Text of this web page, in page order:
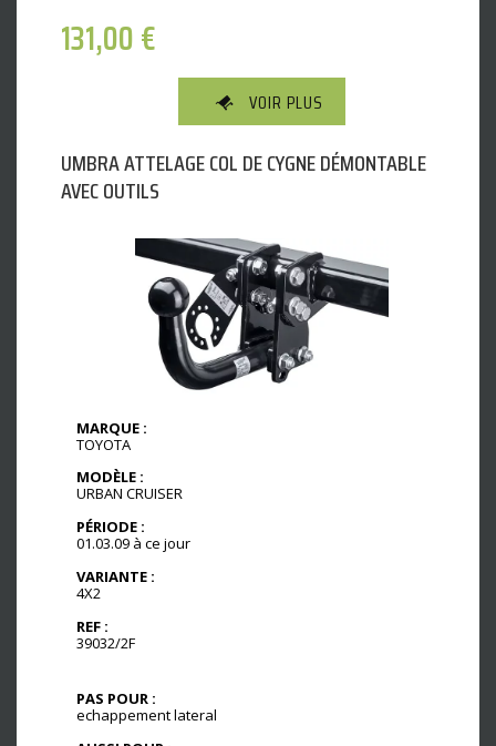
131,00€
VOIR PLUS
UMBRA ATTELAGE COL DE CYGNE DÉMONTABLE
AVEC OUTILS
MARQUE :
TOYOTA
MODÈLE :
URBAN CRUISER
PÉRIODE :
01.03.09 à ce jour
VARIANTE :
4X2
REF :
39032/2F
PAS POUR :
echappement lateral